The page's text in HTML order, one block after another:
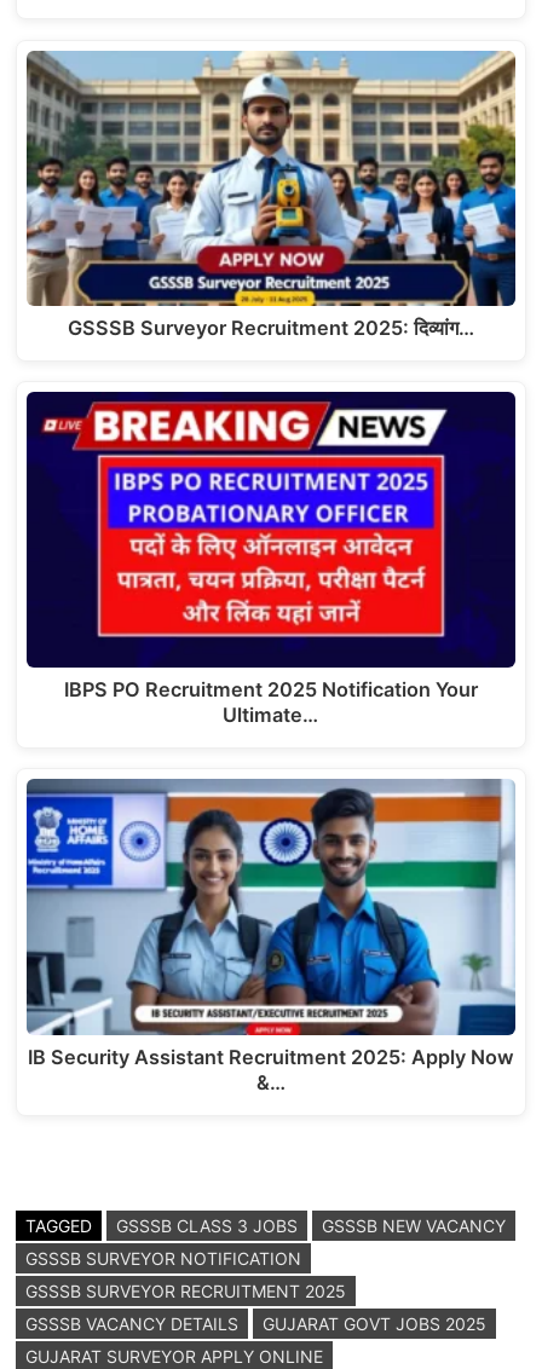
GSSSB Surveyor Recruitment 2025: दिव्यांग…
IBPS PO Recruitment 2025 Notification Your
Ultimate…
IB Security Assistant Recruitment 2025: Apply Now
&…
TAGGED GSSSB CLASS 3 JOBS
GSSSB NEW VACANCY
GSSSB SURVEYOR NOTIFICATION
GSSSB SURVEYOR RECRUITMENT 2025
GSSSB VACANCY DETAILS
GUJARAT GOVT JOBS 2025
GUJARAT SURVEYOR APPLY ONLINE